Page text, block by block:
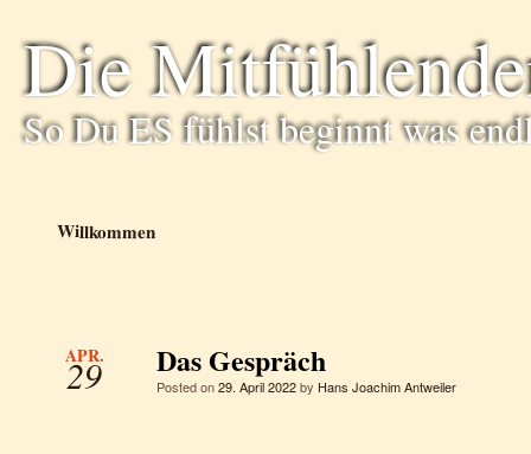
Die
So Du ES fühlst beginnt was
Willkommen
APR.
29 Das Gespräch
Posted on29. April 2022by Hans Joachim Antweiler